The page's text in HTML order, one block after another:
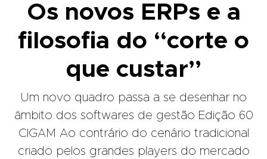
Os novos ERPs e a
filosofia do “corte o
que custar”
Um novo quadro passa a se desenhar no
âmbito dos softwares de gestão Edição 60
CIGAM Ao contrário do cenário tradicional
criado pelos grandes players do mercado